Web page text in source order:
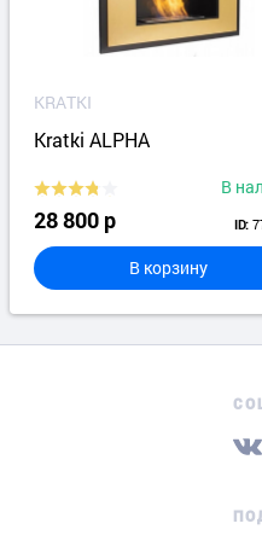
KRATKI
Kratki ALPHA
В
28 800 р ID:
В корзину